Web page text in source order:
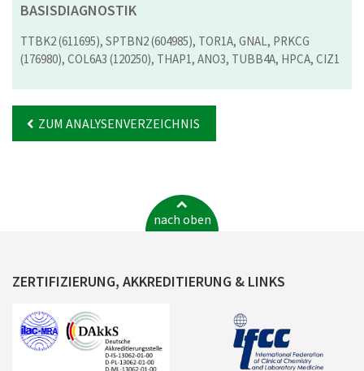
BASISDIAGNOSTIK
TTBK2 (611695), SPTBN2 (604985), TOR1A, GNAL, PRKCG
(176980), COL6A3 (120250), THAP1, ANO3, TUBB4A, HPCA, CIZ1
ZUM ANALYSENVERZEICHNIS
nach oben
ZERTIFIZIERUNG, AKKREDITIERUNG & LINKS